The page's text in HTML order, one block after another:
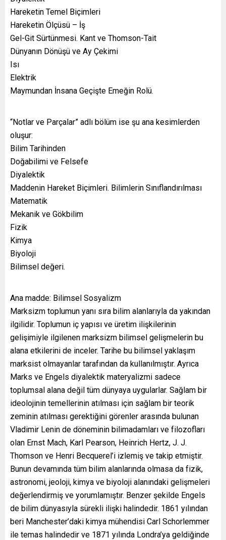
Hareketin Temel Biçimleri
Hareketin Ölçüsü – İş
Gel-Git Sürtünmesi. Kant ve Thomson-Tait
Dünyanın Dönüşü ve Ay Çekimi
Isı
Elektrik
Maymundan İnsana Geçişte Emeğin Rolü.
“Notlar ve Parçalar” adlı bölüm ise şu ana kesimlerden
oluşur:
Bilim Tarihinden
Doğabilimi ve Felsefe
Diyalektik
Maddenin Hareket Biçimleri. Bilimlerin Sınıflandırılması
Matematik
Mekanik ve Gökbilim
Fizik
Kimya
Biyoloji
Bilimsel değeri.
Ana madde: Bilimsel Sosyalizm
Marksizm toplumun yanı sıra bilim alanlarıyla da yakından
ilgilidir. Toplumun iç yapısı ve üretim ilişkilerinin
gelişimiyle ilgilenen marksizm bilimsel gelişmelerin bu
alana etkilerini de inceler. Tarihe bu bilimsel yaklaşım
marksist olmayanlar tarafından da kullanılmıştır. Ayrıca
Marks ve Engels diyalektik materyalizmi sadece
toplumsal alana değil tüm dünyaya uygularlar. Sağlam bir
ideolojinin temellerinin atılması için sağlam bir teorik
zeminin atılması gerektiğini görenler arasında bulunan
Vladimir Lenin de döneminin bilimadamları ve filozofları
olan Ernst Mach, Karl Pearson, Heinrich Hertz, J. J.
Thomson ve Henri Becquerel’i izlemiş ve takip etmiştir.
Bunun devamında tüm bilim alanlarında olmasa da fizik,
astronomi, jeoloji, kimya ve biyoloji alanındaki gelişmeleri
değerlendirmiş ve yorumlamıştır. Benzer şekilde Engels
de bilim dünyasıyla sürekli ilişki halindedir. 1861 yılından
beri Manchester’daki kimya mühendisi Carl Schorlemmer
ile temas halindedir ve 1871 yılında Londra’ya geldiğinde